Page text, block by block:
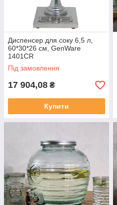
Диспенсер для соку 6,5 л,
60*30*26 см, GenWare
1401CR
Під замовлення
17 904,08 ₴
Купити